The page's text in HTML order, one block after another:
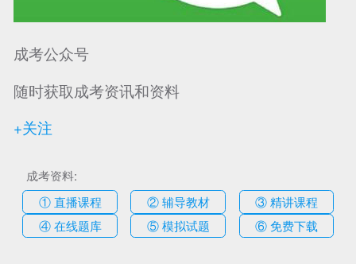
成考公众号
随时获取成考资讯和资料
+关注
成考资料:
① 直播课程
② 辅导教材
③ 精讲课程
④ 在线题库
⑤ 模拟试题 ⑥ 免费下载